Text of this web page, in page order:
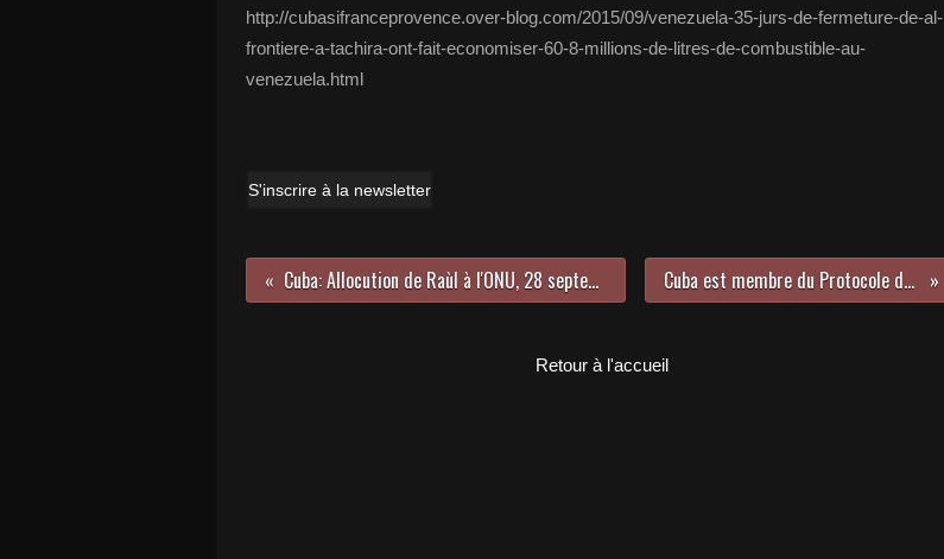
http://cubasifranceprovence.over-blog.com/2015/09/venezuela-35-jurs-de-fermeture-de-al-
frontiere-a-tachira-ont-fait-economiser-60-8-millions-de-litres-de-combustible-au-
venezuela.html
S'inscrire à la newsletter
Cuba: Allocution de Raùl à l'ONU, 28 septembre 2015 Cuba est membre du Protocole de Nagoya
Retour à l'accueil